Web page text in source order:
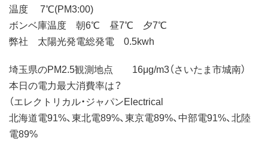
温度 7℃(PM3:00)
ボンベ庫温度 朝6℃ 昼7℃ 夕7℃
弊社 太陽光発電総発電 0.5kwh
埼玉県のPM2.5観測地点 16μg/m3（さいたま市城南）
本日の電力最大消費率は？
（エレクトリカル・ジャパンElectrical
北海道電91%、東北電89%、東京電89%、中部電91%、北陸
電89%